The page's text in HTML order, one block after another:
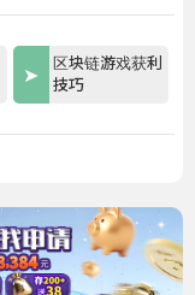
区块链游戏获利
技巧